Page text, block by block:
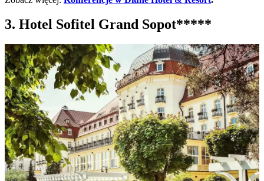
3. Hotel Sofitel Grand Sopot*****